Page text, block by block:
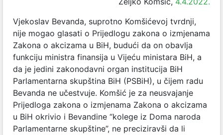
Vjekoslav Bevanda, suprotno Komšićevoj tvrdnji,
nije mogao glasati o Prijedlogu zakona o izmjenama
Zakona o akcizama u BiH, budući da on obavlja
funkciju ministra finansija u Vijeću ministara BiH, a
da je jedini zakonodavni organ institucija BiH
Parlamentarna skupština BiH (PSBiH), u čijem radu
Bevanda ne učestvuje. Komšić je za neusvajanje
Prijedloga zakona o izmjenama Zakona o akcizama
u BiH okrivio i Bevandine “kolege iz Doma naroda
Parlamentarne skupštine”, ne preciziravši da li